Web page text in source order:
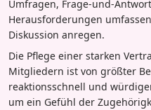
Umfragen, Frage-und-
Herausforderungen
Diskussion anregen.
Die Pflege einer starken
Mitgliedern ist von größter
reaktionsschnell und
um ein Gefühl der